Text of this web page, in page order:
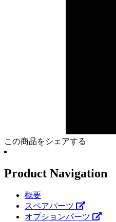
この商品をシェアする
Product Navigation
概要
スペアパーツ
オプションパーツ